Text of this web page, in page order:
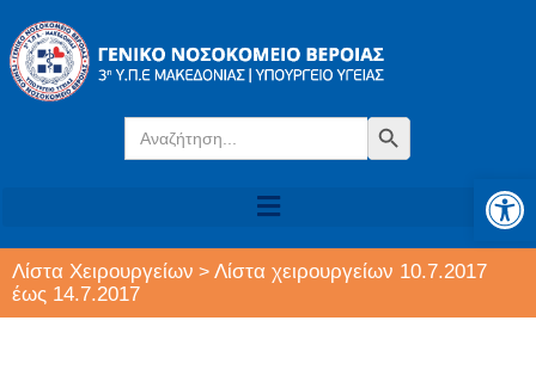
Search
for:
Search Button
Λίστα Χειρουργείων > Λίστα χειρουργείων 10.7.2017
έως 14.7.2017